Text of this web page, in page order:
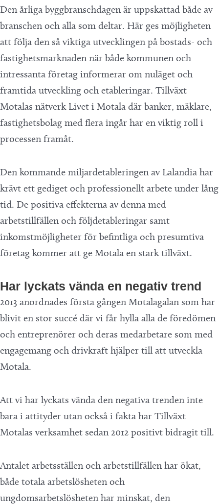
Den årliga byggbranschdagen är uppskattad både av
branschen och alla som deltar. Här ges möjligheten
att följa den så viktiga utvecklingen på bostads- och
fastighetsmarknaden när både kommunen och
intressanta företag informerar om nuläget och
framtida utveckling och etableringar. Tillväxt
Motalas nätverk Livet i Motala där banker, mäklare,
fastighetsbolag med flera ingår har en viktig roll i
processen framåt.
Den kommande miljardetableringen av Lalandia har
krävt ett gediget och professionellt arbete under lång
tid. De positiva effekterna av denna med
arbetstillfällen och följdetableringar samt
inkomstmöjligheter för befintliga och presumtiva
företag kommer att ge Motala en stark tillväxt.
Har lyckats vända en negativ trend
2013 anordnades första gången Motalagalan som har
blivit en stor succé där vi får hylla alla de föredömen
och entreprenörer och deras medarbetare som med
engagemang och drivkraft hjälper till att utveckla
Motala.
Att vi har lyckats vända den negativa trenden inte
bara i attityder utan också i fakta har Tillväxt
Motalas verksamhet sedan 2012 positivt bidragit till.
Antalet arbetsställen och arbetstillfällen har ökat,
både totala arbetslösheten och
ungdomsarbetslösheten har minskat, den